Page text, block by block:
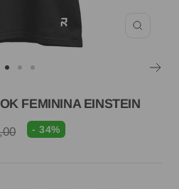
ao
slide
1
ao
slide
ao
slide
3
FEMININA EINSTEIN
- 34%